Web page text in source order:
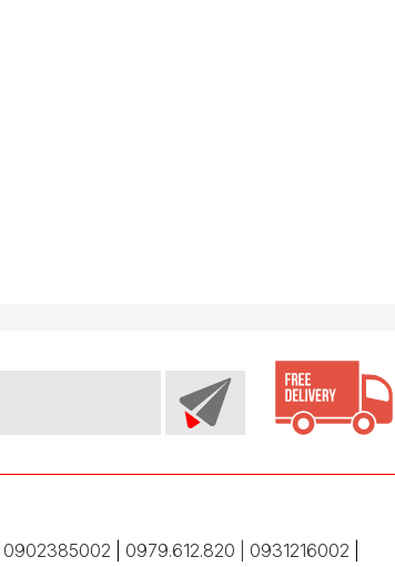
0902385002 0979.612.820 | 0931216002